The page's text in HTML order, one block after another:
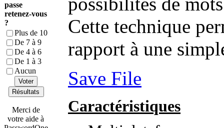
passe
retenez-vous
?
Plus de 10
De 7 à 9
De 4 à 6
De 1 à 3
Aucun
Voter
Résultats
Merci de
votre aide à
Cette technique
rapport à une
Save File
Caractéristiques